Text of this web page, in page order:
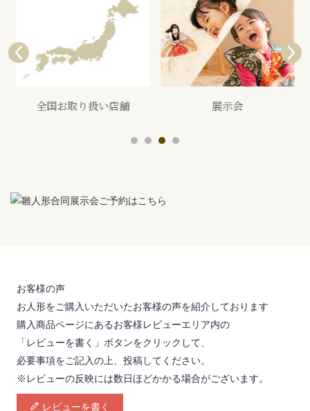
全国お取り扱い店舗 展示会
お客様の声
お人形をご購入いただいたお客様の声を紹介しております
購入商品ページにあるお客様レビューエリア内の
「レビューを書く」ボタンをクリックして、
必要事項をご記入の上、投稿してください。
※レビューの反映には数日ほどかかる場合がございます。
レビューを書く